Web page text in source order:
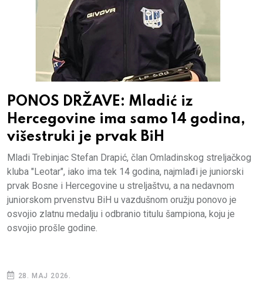
PONOS DRŽAVE: Mladić iz
Hercegovine ima samo 14 godina,
višestruki je prvak BiH
Mladi Trebinjac Stefan Drapić, član Omladinskog streljačkog
kluba "Leotar", iako ima tek 14 godina, najmlađi je juniorski
prvak Bosne i Hercegovine u streljaštvu, a na nedavnom
juniorskom prvenstvu BiH u vazdušnom oružju ponovo je
osvojio zlatnu medalju i odbranio titulu šampiona, koju je
osvojio prošle godine.
28. MAJ 2026.